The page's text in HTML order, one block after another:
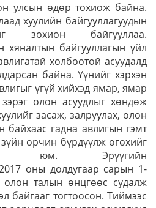
улсын өдөр тохиож байна.
хуулийн байгууллагуудын
зохион байгууллаа.
хяналтын байгууллагын үйл
холбоотой асуудалд
байна. Үүнийг хэрхэн
үгүй хийхэд ямар, ямар
олон асуудлыг хөндөж
засаж, залруулах, олон
гадна авлигын гэмт
зүйн орчин бүрдүүлж өгөхийг
юм. Эрүүгийн
оны долдугаар сарын 1-
талын өнцгөөс судалж
байгааг тогтоосон. Тиймээс